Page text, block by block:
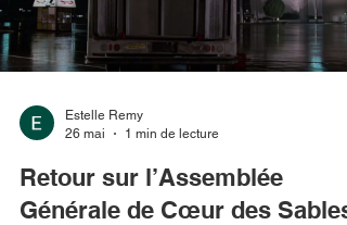
Estelle Remy
26 mai
1 min de lecture
Retour sur l’Assemblée
Générale de Cœur des Sables